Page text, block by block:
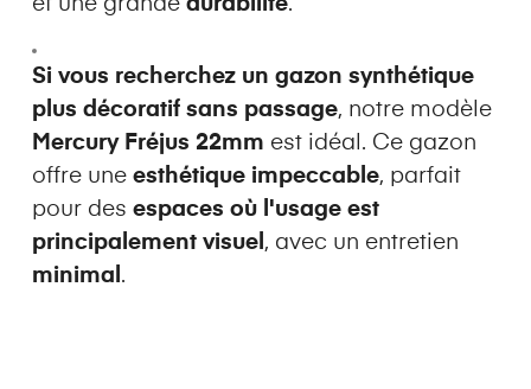
Si vous recherchez un gazon synthétique
plus décoratif sans passage, notre modèle
Mercury Fréjus 22mm est idéal. Ce gazon
offre une esthétique impeccable, parfait
pour des espaces où l'usage est
principalement visuel , avec un entretien
minimal .